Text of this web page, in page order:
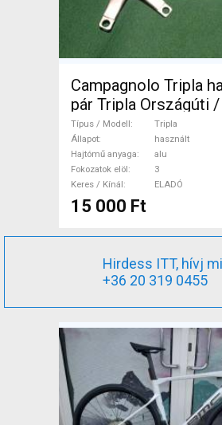
Campagnolo Tripla
pár Tripla Országúti
Triatlon Alkatrész,
Hajtásrendszer
ELADÓ
Típus / Modell
Tripla
Állapot
használt
Hajtómű anyaga
alu
Fokozatok elöl
3
Keres / Kínál
ELADÓ
15 000 Ft
Hirdess ITT, hívj
+36 20 319 0455